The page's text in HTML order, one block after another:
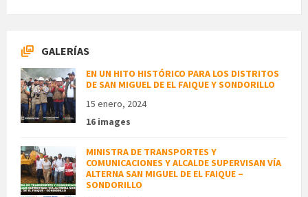
GALERÍAS
EN UN HITO HISTÓRICO PARA LOS DISTRITOS
DE SAN MIGUEL DE EL FAIQUE Y SONDORILLO
15 enero, 2024
16 images
MINISTRA DE TRANSPORTES Y
COMUNICACIONES Y ALCALDE SUPERVISAN VÍA
ALTERNA SAN MIGUEL DE EL FAIQUE –
SONDORILLO